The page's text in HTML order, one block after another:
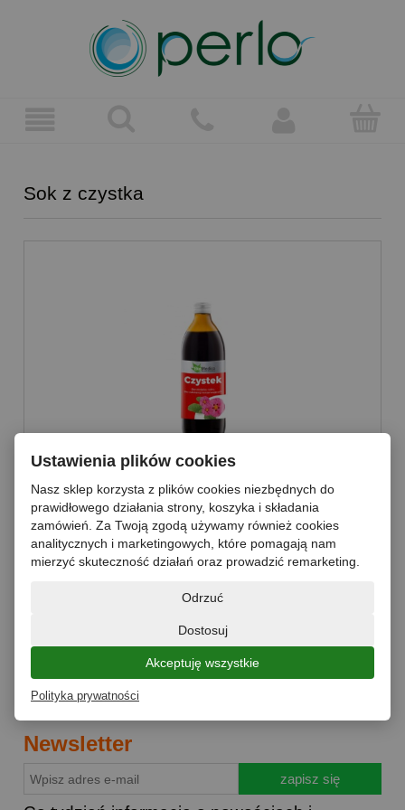
Sok z czystka
SOK Z CZYSTKA 500ml EkaMedica
do koszyka
Newsletter
zapisz się
Ustawienia plików cookies
Nasz sklep korzysta z plików cookies niezbędnych do
prawidłowego działania strony, koszyka i składania
zamówień. Za Twoją zgodą używamy również cookies
analitycznych i marketingowych, które pomagają nam
mierzyć skuteczność działań oraz prowadzić remarketing.
Odrzuć
Dostosuj
Akceptuję wszystkie
Polityka prywatności